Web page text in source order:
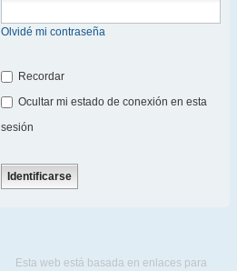
Olvidé mi contraseña
Recordar
Ocultar mi estado de conexión en esta
sesión
Esta web está basada en enlaces para